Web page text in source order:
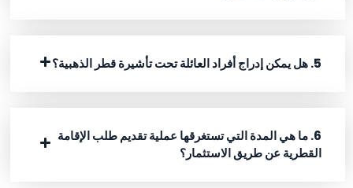
5. هل يمكن إدراج أفراد العائلة تحت تأشيرة قطر الذهبية؟
6. ما هي المدة التي تستغرقها عملية تقديم طلب الإقامة
القطرية عن طريق الاستثمار؟